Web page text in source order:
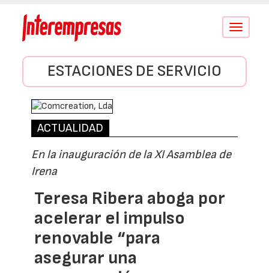
Conmutar
ESTACIONES DE SERVICIO
ACTUALIDAD
En la inauguración de la XI Asamblea de
Irena
Teresa Ribera aboga por
acelerar el impulso
renovable “para
asegurar una